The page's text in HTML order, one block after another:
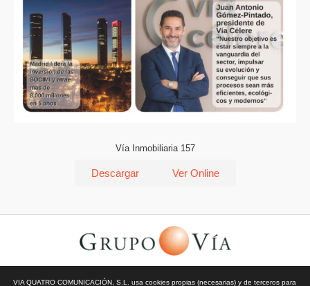
Vía Inmobiliaria 157
Descargar Ver Online
VIA QUATRO COMUNICACIÓN, S.L. usa cookies propias (necesarias) y de terceros para